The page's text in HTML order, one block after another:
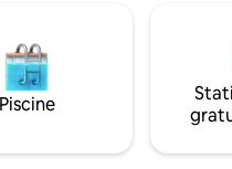
Piscine